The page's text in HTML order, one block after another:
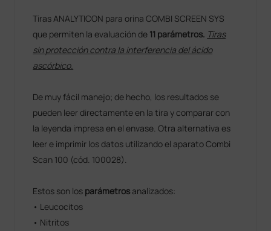
Tiras ANALYTICON para orina COMBI SCREEN SYS
que permiten la evaluación de 11 parámetros. Tiras
sin protección contra la interferencia del ácido
ascórbico.
De muy fácil manejo; de hecho, los resultados se
pueden leer directamente en la tira y comparar con
la leyenda impresa en el envase. Otra alternativa es
leer e imprimir los datos utilizando el aparato Combi
Scan 100 (cód. 100028).
Estos son los parámetros analizados:
• Leucocitos
• Nitritos